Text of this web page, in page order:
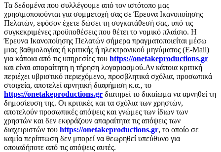
Τα δεδομένα που συλλέγουμε από τον ιστότοπο μας
χρησιμοποιούνται για συμμετοχή σας σε Έρευνα Ικανοποίησης
Πελατών, εφόσον έχετε δώσει τη συγκατάθεσή σας, υπό τις
συγκεκριμένες προϋποθέσεις που θέτει το νομικό πλαίσιο. Η
Έρευνα Ικανοποίησης Πελατών σήμερα πραγματοποιείται μέσω
μιας βαθμολογίας ή κριτικής ή ηλεκτρονικού μηνύματος (E-Mail)
για κάποια από τις υπηρεσίες του https://onetakeproductions.gr
και είναι απαραίτητη η τήρηση λογαριασμού.Αν κάποια κριτική
περιέχει υβριστικό περιεχόμενο, προσβλητικά σχόλια, προσωπικά
στοιχεία, αποτελεί αρνητική διαφήμιση κ.α., το
https://onetakeproductions.gr διατηρεί το δικαίωμα να αρνηθεί τη
δημοσίευση της. Οι κριτικές και τα σχόλια των χρηστών,
αποτελούν προσωπικές απόψεις και γνώμες των ίδιων των
χρηστών και δεν εκφράζουν απαραίτητα τις απόψεις των
διαχειριστών του https://onetakeproductions.gr, το οποίο σε
καμία περίπτωση δεν μπορεί να θεωρηθεί υπεύθυνο για
οποιαδήποτε από τις απόψεις αυτές.